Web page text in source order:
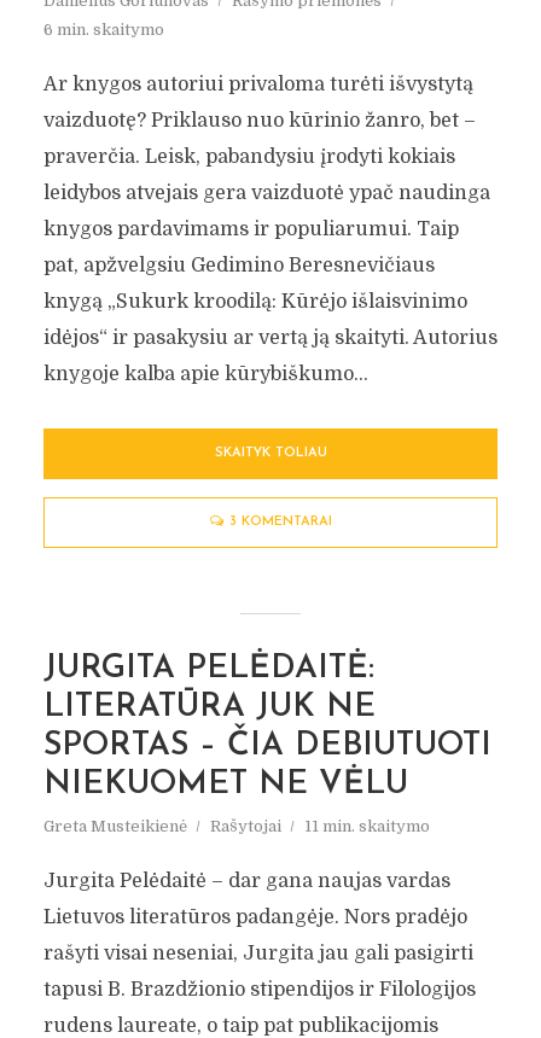
6 min. skaitymo
Ar knygos autoriui privaloma turėti išvystytą
vaizduotę? Priklauso nuo kūrinio žanro, bet –
praverčia. Leisk, pabandysiu įrodyti kokiais
leidybos atvejais gera vaizduotė ypač naudinga
knygos pardavimams ir populiarumui. Taip
pat, apžvelgsiu Gedimino Beresnevičiaus
knygą „Sukurk kroodilą: Kūrėjo išlaisvinimo
idėjos“ ir pasakysiu ar vertą ją skaityti. Autorius
knygoje kalba apie kūrybiškumo...
SKAITYK TOLIAU
3 KOMENTARAI
JURGITA PELĖDAITĖ:
LITERATŪRA JUK NE
SPORTAS – ČIA DEBIUTUOTI
NIEKUOMET NE VĖLU
Greta Musteikienė Rašytojai 11 min. skaitymo
Jurgita Pelėdaitė – dar gana naujas vardas
Lietuvos literatūros padangėje. Nors pradėjo
rašyti visai neseniai, Jurgita jau gali pasigirti
tapusi B. Brazdžionio stipendijos ir Filologijos
rudens laureate, o taip pat publikacijomis